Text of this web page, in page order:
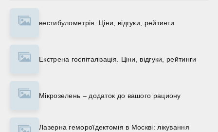
вестибулометрія. Ціни, відгуки, рейтинги
Екстрена госпіталізація. Ціни, відгуки, рейтинги
Мікрозелень – додаток до вашого рациону
Лазерна гемороїдектомія в Москві: лікування